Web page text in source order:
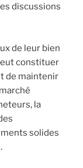
discussions
de leur bien
constituer
de maintenir
la
solides